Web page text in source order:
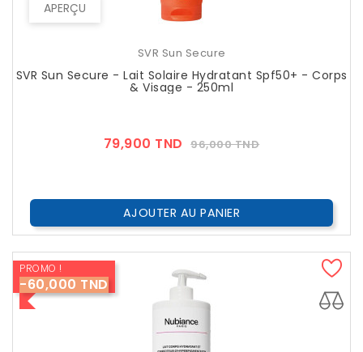
APERÇU
SVR Sun Secure
SVR Sun Secure - Lait Solaire Hydratant Spf50+ - Corps
& Visage - 250ml
79,900 TND Prix
96,000 TNDPrix
AJOUTER AU PANIER
PROMO !
-60,000 TND